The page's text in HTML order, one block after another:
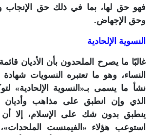
فهو حق لها، بما في ذلك حق
وحق الإجهاض.
النسوية الإلحادية
غالبًا ما يصرح الملحدون بأن الأديان
النساء، وهو ما تعتبره النسويات
نشأ ما يسمى بـ«النسوية الإلحادية»
الذي وإن انطبق على مذاهب وأديان
ينطبق بدون شك على الإسلام، إلا أن
استوعب هؤلاء «الفيمنست